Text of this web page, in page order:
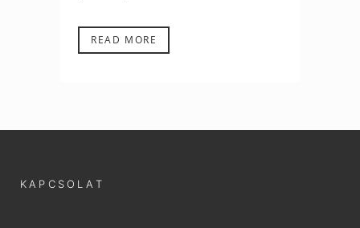
READ MORE
KAPCSOLAT